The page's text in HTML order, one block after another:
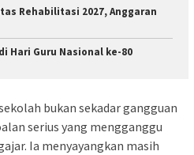
Rehabilitasi 2027, Anggaran
Hari Guru Nasional ke-80
bukan sekadar gangguan
serius yang mengganggu
Ia menyayangkan masih